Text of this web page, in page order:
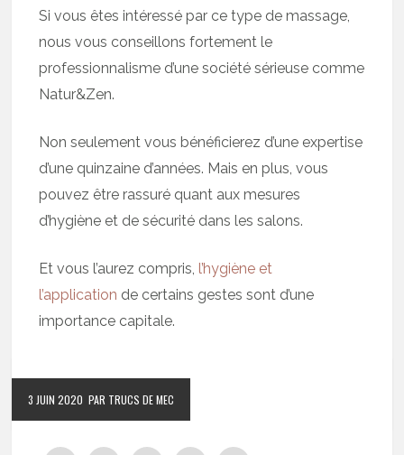
Si vous êtes intéressé par ce type de massage,
nous vous conseillons fortement le
professionnalisme d’une société sérieuse comme
Natur&Zen.
Non seulement vous bénéficierez d’une expertise
d’une quinzaine d’années. Mais en plus, vous
pouvez être rassuré quant aux mesures
d’hygiène et de sécurité dans les salons.
Et vous l’aurez compris, l’hygiène et
l’application de certains gestes sont d’une
importance capitale.
3 JUIN 2020 PAR TRUCS DE MEC